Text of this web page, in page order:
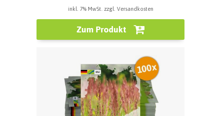
inkl. 7% MwSt. zzgl. Versandkosten
Zum Produkt